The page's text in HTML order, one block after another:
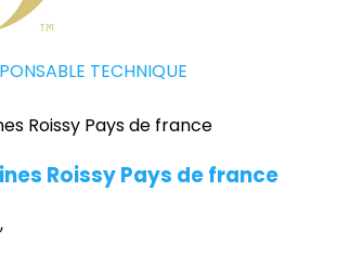
TECHNIQUE
Roissy Pays de france